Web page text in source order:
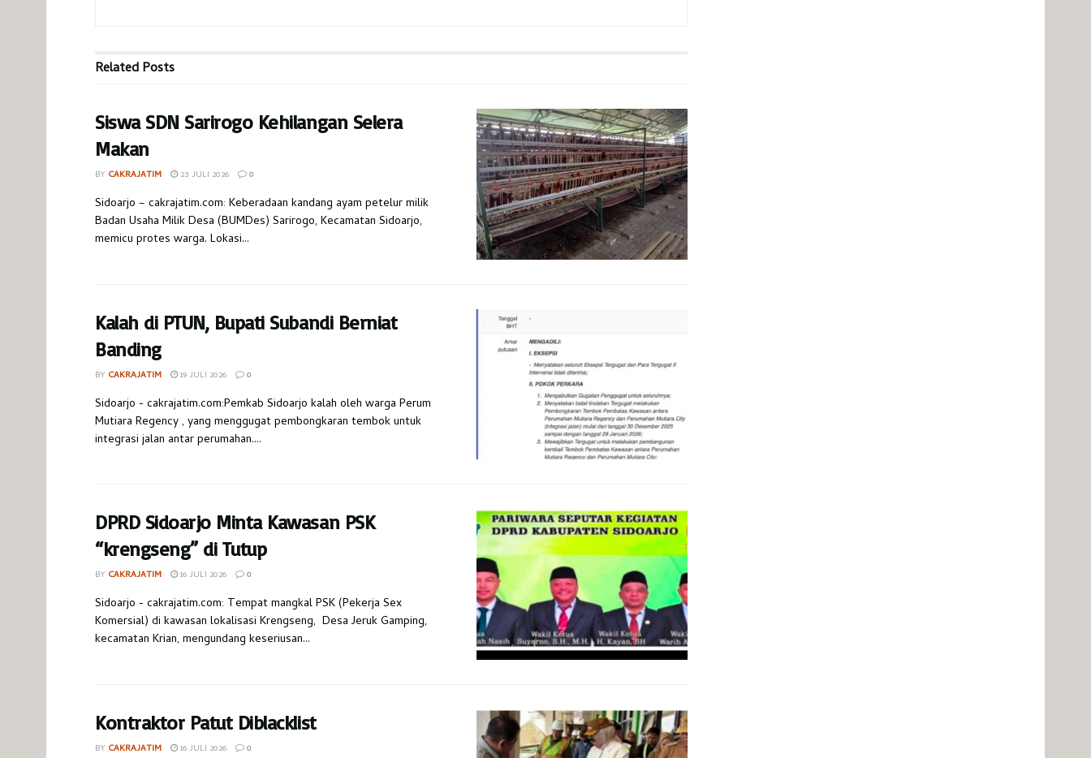
RelatedPosts
Siswa SDN Sarirogo Kehilangan Selera
Makan
BY CAKRAJATIM 23 JULI 2026 0
​Sidoarjo – cakrajatim.com: Keberadaan kandang ayam petelur milik
Badan Usaha Milik Desa (BUMDes) Sarirogo, Kecamatan Sidoarjo,
memicu protes warga. Lokasi...
Kalah di PTUN, Bupati Subandi Berniat
Banding
BY CAKRAJATIM 19 JULI 2026 0
Sidoarjo - cakrajatim.com:Pemkab Sidoarjo kalah oleh warga Perum
Mutiara Regency , yang menggugat pembongkaran tembok untuk
integrasi jalan antar perumahan....
DPRD Sidoarjo Minta Kawasan PSK
“krengseng” di Tutup
BY CAKRAJATIM 16 JULI 2026 0
Sidoarjo - cakrajatim.com: Tempat mangkal PSK (Pekerja Sex
Komersial) di kawasan lokalisasi Krengseng, Desa Jeruk Gamping,
kecamatan Krian, mengundang keseriusan...
Kontraktor Patut Diblacklist
BY CAKRAJATIM 16 JULI 2026 0